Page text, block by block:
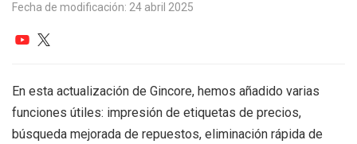
Fecha de modificación: 24 abril 2025
En esta actualización de Gincore, hemos añadido varias
funciones útiles: impresión de etiquetas de precios,
búsqueda mejorada de repuestos, eliminación rápida de